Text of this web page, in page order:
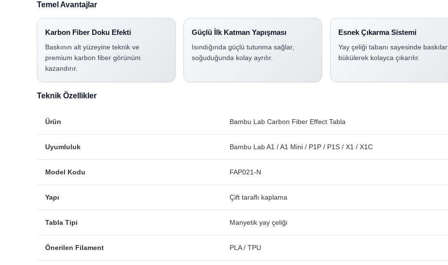
Temel Avantajlar
Karbon Fiber Doku Efekti
Baskının alt yüzeyine teknik ve
premium karbon fiber görünüm
kazandırır.
Güçlü İlk Katman Yapışması
Isındığında güçlü tutunma sağlar,
soğuduğunda kolay ayrılır.
Esnek Çıkarma Sistemi
Yay çeliği tabanı sayesinde baskılar
bükülerek kolayca çıkarılır.
Teknik Özellikler
Ürün Bambu Lab Carbon Fiber Effect Tabla
Uyumluluk Bambu Lab A1 / A1 Mini / P1P / P1S / X1 / X1C
Model Kodu FAP021-N
Yapı Çift taraflı kaplama
Tabla Tipi Manyetik yay çeliği
Önerilen Filament PLA / TPU